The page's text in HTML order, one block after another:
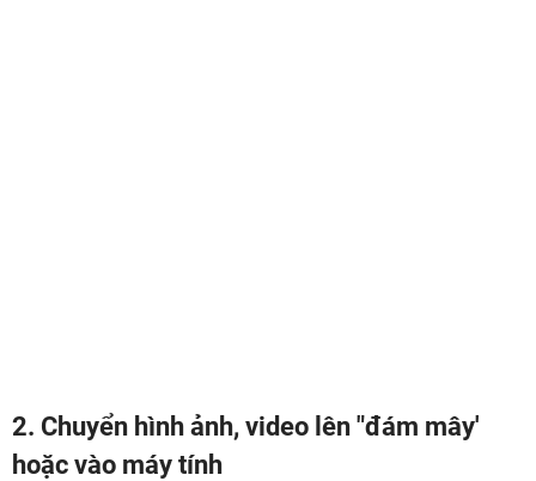
2. Chuyển hình ảnh, video lên "đám mây'
hoặc vào máy tính